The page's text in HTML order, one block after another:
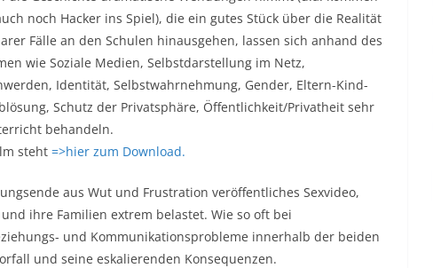
noch Hacker ins Spiel), die ein gutes Stück über die Realität
Fälle an den Schulen hinausgehen, lassen sich anhand des
wie Soziale Medien, Selbstdarstellung im Netz,
Identität, Selbstwahrnehmung, Gender, Eltern-Kind-
Schutz der Privatsphäre, Öffentlichkeit/Privatheit sehr
behandeln.
steht =>hier zum Download.
aus Wut und Frustration veröffentliches Sexvideo,
ihre Familien extrem belastet. Wie so oft bei
und Kommunikationsprobleme innerhalb der beiden
und seine eskalierenden Konsequenzen.